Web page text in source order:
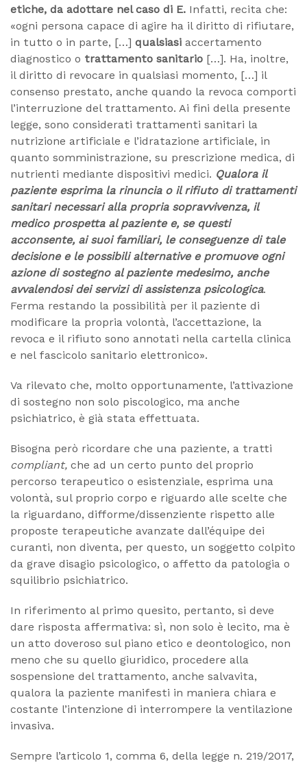
etiche, da adottare nel caso di E. Infatti, recita che:
«ogni persona capace di agire ha il diritto di rifiutare,
in tutto o in parte, […] qualsiasi accertamento
diagnostico o trattamento sanitario […]. Ha, inoltre,
il diritto di revocare in qualsiasi momento, […] il
consenso prestato, anche quando la revoca comporti
l’interruzione del trattamento. Ai fini della presente
legge, sono considerati trattamenti sanitari la
nutrizione artificiale e l’idratazione artificiale, in
quanto somministrazione, su prescrizione medica, di
nutrienti mediante dispositivi medici. Qualora il
paziente esprima la rinuncia o il rifiuto di trattamenti
sanitari necessari alla propria sopravvivenza, il
medico prospetta al paziente e, se questi
acconsente, ai suoi familiari, le conseguenze di tale
decisione e le possibili alternative e promuove ogni
azione di sostegno al paziente medesimo, anche
avvalendosi dei servizi di assistenza psicologica.
Ferma restando la possibilità per il paziente di
modificare la propria volontà, l’accettazione, la
revoca e il rifiuto sono annotati nella cartella clinica
e nel fascicolo sanitario elettronico».
Va rilevato che, molto opportunamente, l’attivazione
di sostegno non solo piscologico, ma anche
psichiatrico, è già stata effettuata.
Bisogna però ricordare che una paziente, a tratti
compliant, che ad un certo punto del proprio
percorso terapeutico o esistenziale, esprima una
volontà, sul proprio corpo e riguardo alle scelte che
la riguardano, difforme/dissenziente rispetto alle
proposte terapeutiche avanzate dall’équipe dei
curanti, non diventa, per questo, un soggetto colpito
da grave disagio psicologico, o affetto da patologia o
squilibrio psichiatrico.
In riferimento al primo quesito, pertanto, si deve
dare risposta affermativa: sì, non solo è lecito, ma è
un atto doveroso sul piano etico e deontologico, non
meno che su quello giuridico, procedere alla
sospensione del trattamento, anche salvavita,
qualora la paziente manifesti in maniera chiara e
costante l’intenzione di interrompere la ventilazione
invasiva.
Sempre l’articolo 1, comma 6, della legge n. 219/2017,